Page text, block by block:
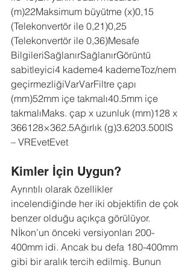
(m)22Maksimum büyütme (x)0,15
(Telekonvertör ile 0,21)0,25
(Telekonvertör ile 0,36)Mesafe
BilgileriSağlanırSağlanırGörüntü
sabitleyici4 kademe4 kademeToz/nem
geçirmezliğiVarVarFiltre çapı
(mm)52mm içe takmalı40.5mm içe
takmalıMaks. çap x uzunluk (mm)128 x
366128×362.5Ağırlık (g)3.6203.500IS
– VREvetEvet
Kimler İçin Uygun?
Ayrıntılı olarak özellikler
incelendiğinde her iki objektifin de çok
benzer olduğu açıkça görülüyor.
Nİkon’un önceki versiyonları 200-
400mm idi. Ancak bu defa 180-400mm
gibi bir aralık tercih edilmiş. Bunun